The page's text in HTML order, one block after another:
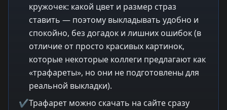
кружочек: какой цвет и размер страз
ставить — поэтому выкладывать удобно и
спокойно, без догадок и лишних ошибок (в
отличие от просто красивых картинок,
которые некоторые коллеги предлагают как
«трафареты», но они не подготовлены для
реальной выкладки).
✔Трафарет можно скачать на сайте сразу